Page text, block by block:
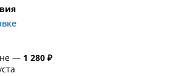
— 1 280 ₽